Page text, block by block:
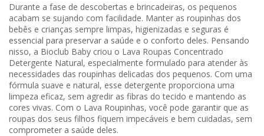
Durante a fase de descobertas e brincadeiras, os pequenos
acabam se sujando com facilidade. Manter as roupinhas dos
bebês e crianças sempre limpas, higienizadas e seguras é
essencial para preservar a saúde e o conforto deles. Pensando
nisso, a Bioclub Baby criou o Lava Roupas Concentrado
Detergente Natural, especialmente formulado para atender às
necessidades das roupinhas delicadas dos pequenos. Com uma
fórmula suave e natural, esse detergente proporciona uma
limpeza eficaz, sem agredir as fibras do tecido e mantendo as
cores vivas. Com o Lava Roupinhas, você pode garantir que as
roupas dos seus filhos fiquem impecáveis e bem cuidadas, sem
comprometer a saúde deles.